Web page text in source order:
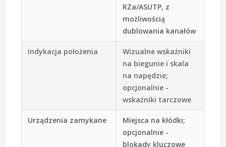
RZa/ASUTP, z
możliwością
dublowania kanałów
Indykacja położenia
Wizualne wskaźniki
na biegunie i skala
na napędzie;
opcjonalnie -
wskaźniki tarczowe
Urządzenia zamykane
Miejsca na kłódki;
opcjonalnie -
blokady kluczowe